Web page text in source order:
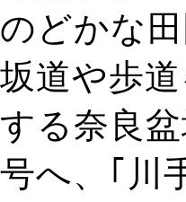
のどかな
坂道や歩
する奈良
号へ、｢川